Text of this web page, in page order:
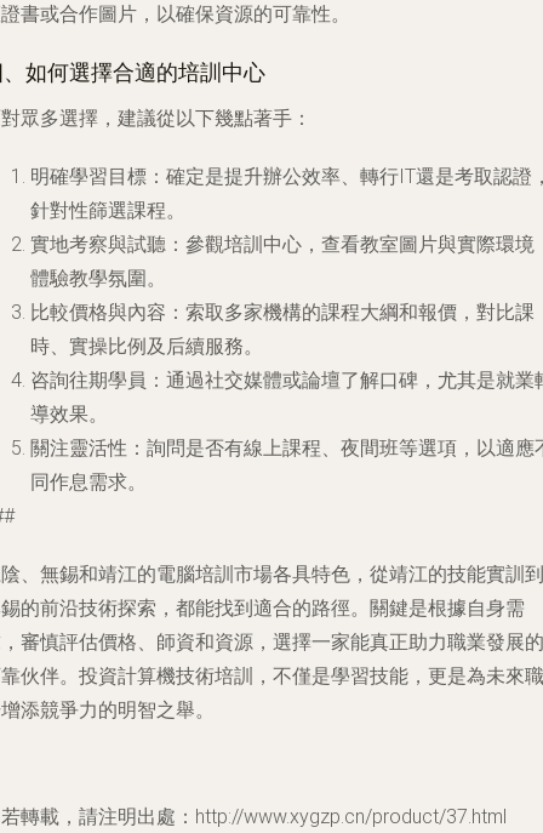
書或合作圖片，以確保資源的可靠性。
如何選擇合適的培訓中心
眾多選擇，建議從以下幾點著手：
明確學習目標 ：確定是提升辦公效率、轉行IT還是考取認證
針對性篩選課程。
實地考察與試聽 ：參觀培訓中心，查看教室圖片與實際環境
體驗教學氛圍。
比較價格與內容 ：索取多家機構的課程大綱和報價，對比課
時、實操比例及后續服務。
咨詢往期學員 ：通過社交媒體或論壇了解口碑，尤其是就業
導效果。
關注靈活性 ：詢問是否有線上課程、夜間班等選項，以適應
同作息需求。
、無錫和靖江的電腦培訓市場各具特色，從靖江的技能實訓到
的前沿技術探索，都能找到適合的路徑。關鍵是根據自身需
審慎評估價格、師資和資源，選擇一家能真正助力職業發展的
伙伴。投資計算機技術培訓，不僅是學習技能，更是為未來職
添競爭力的明智之舉。
轉載，請注明出處：http://www.xygzp.cn/product/37.html